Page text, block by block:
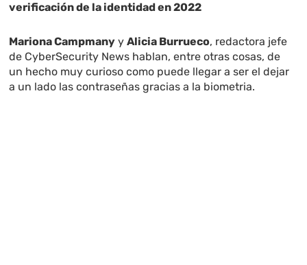
verificación de la identidad en 2022
Mariona Campmany yAlicia Burrueco, redactora jefe
de CyberSecurity News hablan, entre otras cosas, de
un hecho muy curioso como puede llegar a ser el dejar
a un lado las contraseñas gracias a la biometria.